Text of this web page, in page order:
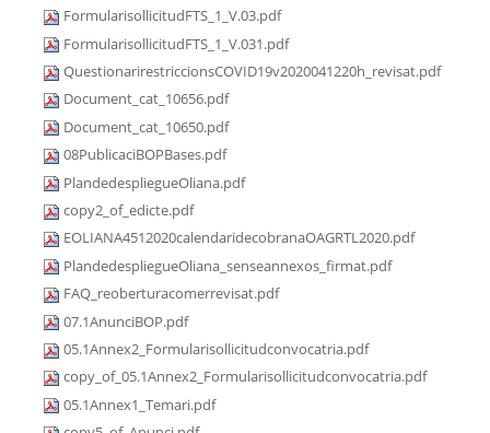
FormularisollicitudFTS_1_V.03.pdf
FormularisollicitudFTS_1_V.031.pdf
QuestionarirestriccionsCOVID19v2020041220h_revisat.pdf
Document_cat_10656.pdf
Document_cat_10650.pdf
08PublicaciBOPBases.pdf
PlandedespliegueOliana.pdf
copy2_of_edicte.pdf
EOLIANA4512020calendaridecobranaOAGRTL2020.pdf
PlandedespliegueOliana_senseannexos_firmat.pdf
FAQ_reoberturacomerrevisat.pdf
07.1AnunciBOP.pdf
05.1Annex2_Formularisollicitudconvocatria.pdf
copy_of_05.1Annex2_Formularisollicitudconvocatria.pdf
05.1Annex1_Temari.pdf